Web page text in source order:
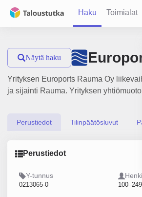
Haku Toimialat
Näytä haku
Yrityksen Euroports Rauma Oy
ja sijainti Rauma. Yrityksen
Perustiedot Tilinpäätösluvut
Perustiedot
Y-tunnus
0213065-0 100–249